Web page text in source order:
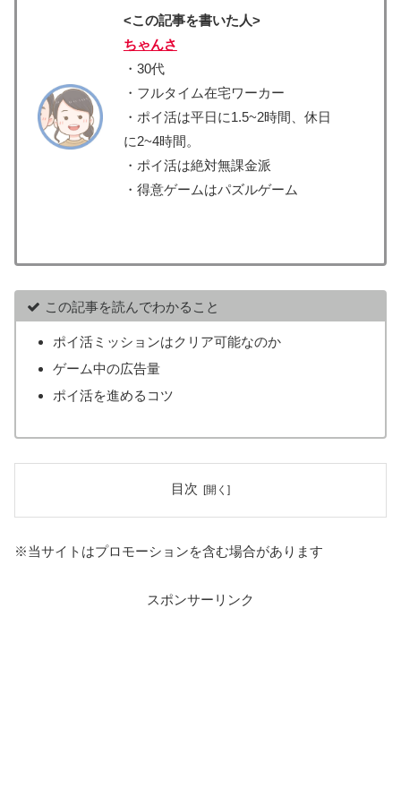
<この記事を書いた人>
ちゃんさ
・30代
・フルタイム在宅ワーカー
・ポイ活は平日に1.5~2時間、休日
に2~4時間。
・ポイ活は絶対無課金派
・得意ゲームはパズルゲーム
この記事を読んでわかること
ポイ活ミッションはクリア可能なのか
ゲーム中の広告量
ポイ活を進めるコツ
目次
※当サイトはプロモーションを含む場合があります
スポンサーリンク